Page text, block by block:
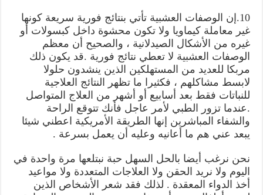
10.إن الوصفات العشبية تأتي بنتائج فورية سريعة كونها
غير معاملة كيماويا ولا تكون محشوة داخل كبسولات أو
غيره من الأشكال الصيدلانية ، والصحيح أن معظم
الوصفات العشبية لا تعطي نتائج فورية .قد يكون ذلك
مربكا للعديد من المستهلكين الذين ينشدون حلولا
لابسط مشاكلهم ، فكثيرا ما تظهر النتائج العلاجية
للنباتات فقط بعد أسابيع أو أشهر من العلاج المتواصل
.عندما تزور الطبي لأمر عاجل فأنك تتوقع الراحة
والشفاء المباشرين إنها الطريقة الأمريكية اعطني شيئا
يبعد عني هم ما أعانيه وعليه أن يعمل بسرعة .
نحن نرغب أيضا بالحل السهل حبة نبتلعها مرة واحدة في
اليوم ولا نريد الحقن ولا العلاجات المتعددة ولا مواعيد
أخذ الدواء المعقدة . لذلك فقد شعر الأشخاص الذين